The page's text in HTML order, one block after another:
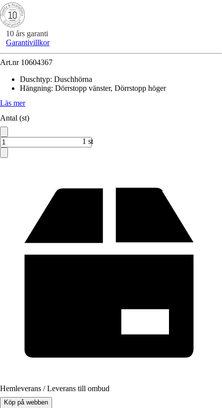
10 års garanti
Garantivillkor
Art.nr 10604367
Duschtyp: Duschhörna
Hängning: Dörrstopp vänster, Dörrstopp höger
Läs mer
Antal (st)
1 st
Hemleverans / Leverans till ombud
Köp på webben